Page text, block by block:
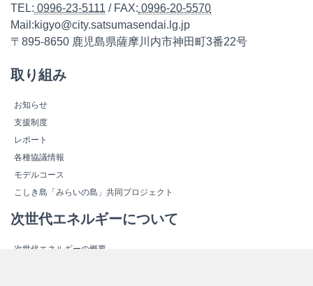
TEL: 0996-23-5111 / FAX: 0996-20-5570
Mail:kigyo@city.satsumasendai.lg.jp
〒895-8650 鹿児島県薩摩川内市神田町3番22号
取り組み
お知らせ
支援制度
レポート
各種協議情報
モデルコース
こしき島「みらいの島」共同プロジェクト
次世代エネルギーについて
次世代エネルギーの概要